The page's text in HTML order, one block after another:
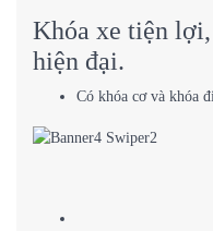
Khóa xe tiện lợi,
hiện đại.
Có khóa cơ và khóa